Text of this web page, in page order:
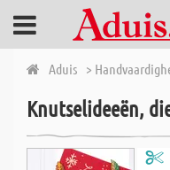
Aduis >
Knutselideeën,